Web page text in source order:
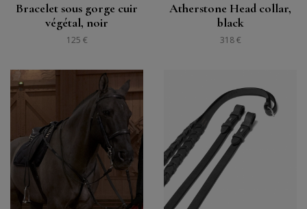
Bracelet sous gorge cuir
végétal, noir
125 €
Atherstone Head collar,
black
318 €